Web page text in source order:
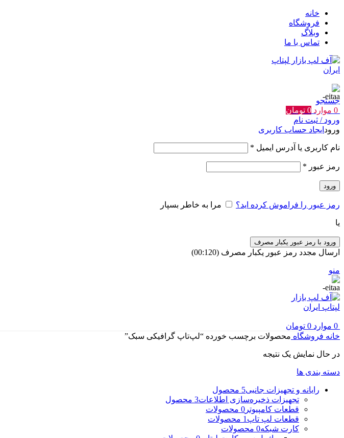
خانه
فروشگاه
وبلاگ
تماس با ما
جستجو
0 موارد 0 تومان
ورود / ثبت نام
ورود ایجاد حساب کاربری
نام کاربری یا آدرس ایمیل *
رمز عبور *
ورود
رمز عبور را فراموش کرده اید؟ مرا به خاطر بسپار
یا
ورود با رمز عبور یکبار مصرف
ارسال مجدد رمز عبور یکبار مصرف (00:
120
)
منو
0 موارد 0 تومان
خانه فروشگاه محصولات برچسب خورده “لپ‌تاپ گرافیکی سبک”
در حال نمایش یک نتیجه
دسته بندی ها
رایانه و تجهیزات جانبی5 محصول
تجهیزات ذخیره‌سازی اطلاعات3 محصول
قطعات کامپیوتر 0 محصولات
قطعات لپ تاپ 1 محصولات
کارت شبکه0 محصولات